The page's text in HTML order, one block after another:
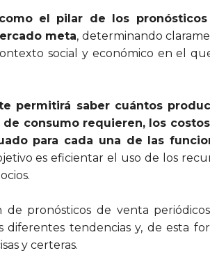
el pilar de los
meta, determinando
social y económico en el
permitirá saber cuántos
consumo requieren, los
para cada una de las
es eficientar el uso de los
pronósticos de venta
tendencias y, de esta
y certeras.